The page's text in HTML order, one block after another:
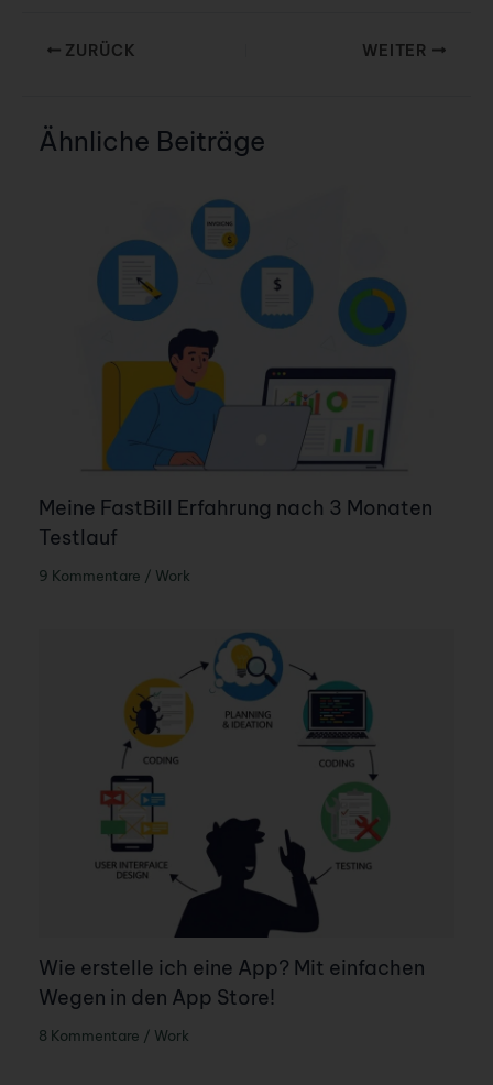
ZURÜCK WEITER
Ähnliche Beiträge
Meine FastBill Erfahrung nach 3 Monaten
Testlauf
9 Kommentare / Work
Wie erstelle ich eine App? Mit einfachen
Wegen in den App Store!
8 Kommentare / Work